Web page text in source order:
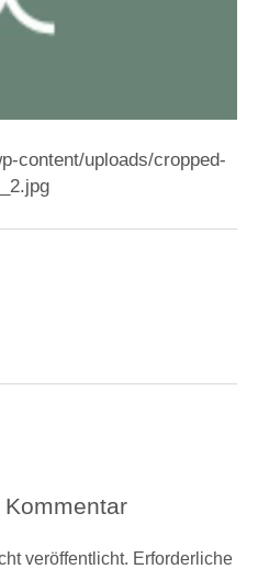
content/uploads/cropped-
veröffentlicht. Erforderliche